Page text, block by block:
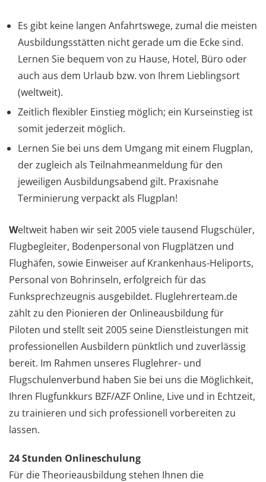
Es gibt keine langen Anfahrtswege, zumal die meisten
Ausbildungsstätten nicht gerade um die Ecke sind.
Lernen Sie bequem von zu Hause, Hotel, Büro oder
auch aus dem Urlaub bzw. von Ihrem Lieblingsort
(weltweit).
Zeitlich flexibler Einstieg möglich; ein Kurseinstieg ist
somit jederzeit möglich.
Lernen Sie bei uns dem Umgang mit einem Flugplan,
der zugleich als Teilnahmeanmeldung für den
jeweiligen Ausbildungsabend gilt. Praxisnahe
Terminierung verpackt als Flugplan!
Weltweit haben wir seit 2005 viele tausend Flugschüler,
Flugbegleiter, Bodenpersonal von Flugplätzen und
Flughäfen, sowie Einweiser auf Krankenhaus-Heliports,
Personal von Bohrinseln, erfolgreich für das
Funksprechzeugnis ausgebildet. Fluglehrerteam.de
zählt zu den Pionieren der Onlineausbildung für
Piloten und stellt seit 2005 seine Dienstleistungen mit
professionellen Ausbildern pünktlich und zuverlässig
bereit. Im Rahmen unseres Fluglehrer- und
Flugschulenverbund haben Sie bei uns die Möglichkeit,
Ihren Flugfunkkurs BZF/AZF Online, Live und in Echtzeit,
zu trainieren und sich professionell vorbereiten zu
lassen.
24 Stunden Onlineschulung
Für die Theorieausbildung stehen Ihnen die